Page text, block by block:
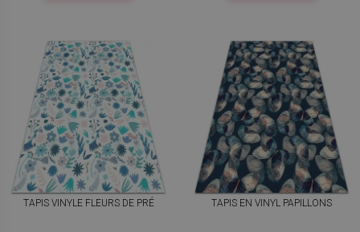
TAPIS VINYLE FLEURS DE PRÉ TAPIS EN VINYL PAPILLONS